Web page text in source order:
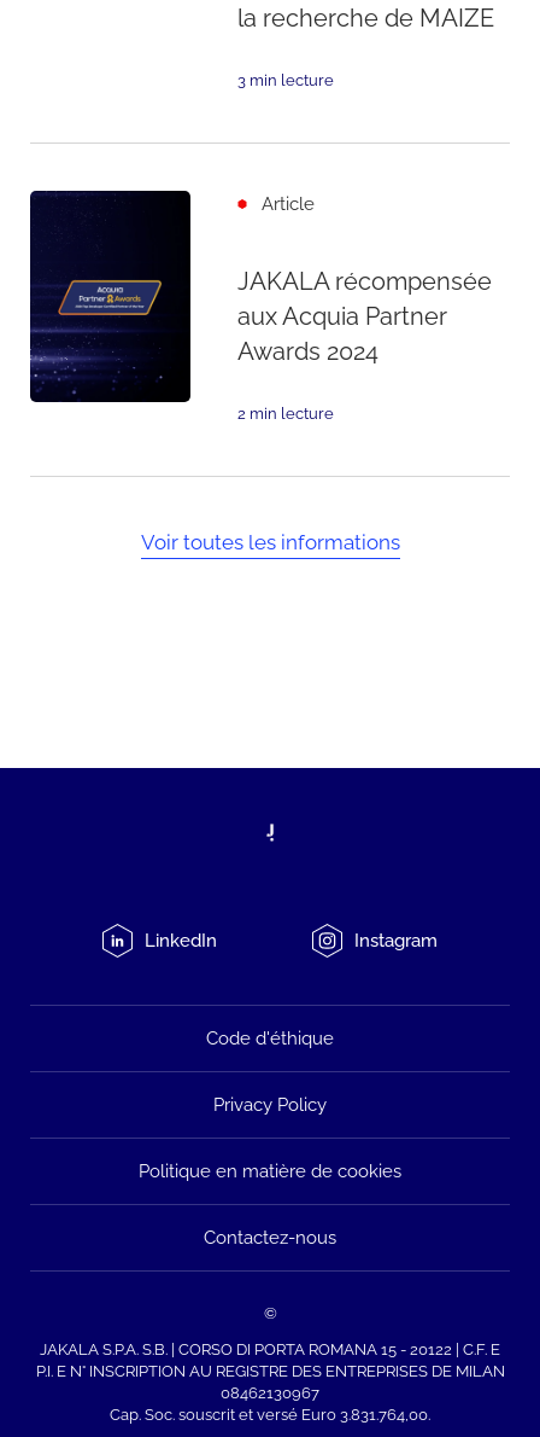
la recherche de MAIZE
3 min lecture
Article
JAKALA récompensée
aux Acquia Partner
Awards 2024
2 min lecture
Voir toutes les informations
LinkedIn Instagram
Code d'éthique
Privacy Policy
Politique en matière de cookies
Contactez-nous
©
JAKALA S.P.A. S.B. | CORSO DI PORTA ROMANA 15 - 20122 | C.F. E
P.I. E N° INSCRIPTION AU REGISTRE DES ENTREPRISES DE MILAN
08462130967
Cap. Soc. souscrit et versé Euro 3.831.764,00.